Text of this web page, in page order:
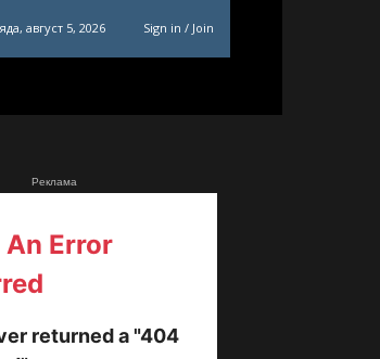
август 5, 2026 Sign in / Join
Реклама